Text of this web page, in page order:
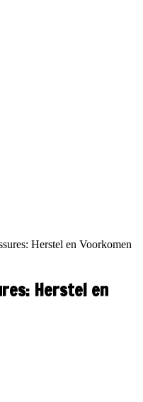
Herstel en Voorkomen
Herstel en